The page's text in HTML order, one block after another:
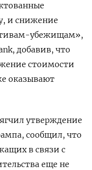
и снижение
убежищам»,
добавив, что
стоимости
оказывают
утверждение
сообщил, что
в связи с
еще не